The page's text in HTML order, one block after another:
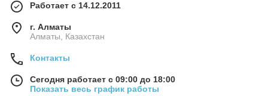
Работает с 14.12.2011
г. Алматы
Алматы, Казахстан
Контакты
Сегодня работает с 09:00 до 18:00
Показать весь график работы